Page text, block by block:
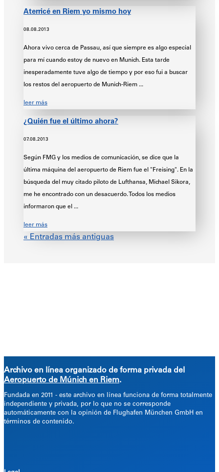
Aterricé en Riem yo mismo hoy
08.08.2013
Ahora vivo cerca de Passau, así que siempre es algo especial
para mí cuando estoy de nuevo en Munich. Esta tarde
inesperadamente tuve algo de tiempo y por eso fui a buscar
los restos del aeropuerto de Munich-Riem ...
leer más
¿Quién fue el último ahora?
07.08.2013
Según FMG y los medios de comunicación, se dice que la
última máquina del aeropuerto de Riem fue el "Freising". En la
búsqueda del muy citado piloto de Lufthansa, Michael Sikora,
me he encontrado con un desacuerdo. Todos los medios
informaron que el ...
leer más
« Entradas más antiguas
Archivo en línea organizado de forma privada del
Aeropuerto de Múnich en Riem.
Fundada en 2011 - este archivo en línea funciona de forma totalmente
independiente y privada, por lo que no se corresponde
automáticamente con la opinión de Flughafen München GmbH en
términos de contenido.